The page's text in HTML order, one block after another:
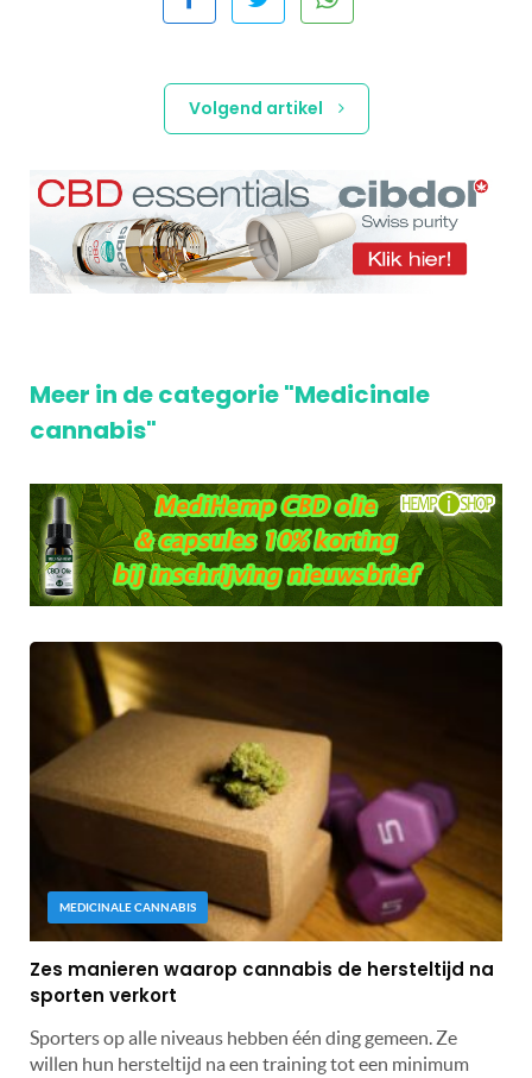
Volgend artikel
Meer in de categorie "Medicinale
cannabis"
MEDICINALE CANNABIS
Zes manieren waarop cannabis de hersteltijd na
sporten verkort
Sporters op alle niveaus hebben één ding gemeen. Ze
willen hun hersteltijd na een training tot een minimum